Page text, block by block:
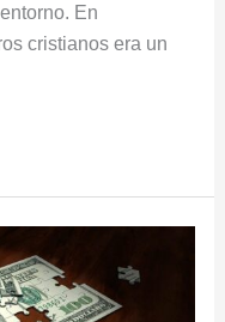
En
cristianos era un